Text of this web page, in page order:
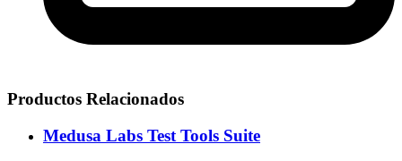
Productos Relacionados
Medusa Labs Test Tools Suite